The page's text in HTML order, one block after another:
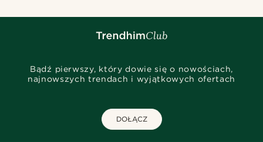
Bądź pierwszy, który dowie się o nowościach,
najnowszych trendach i wyjątkowych ofertach
DOŁĄCZ